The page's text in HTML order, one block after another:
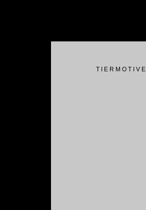
T I E R M O T I V E